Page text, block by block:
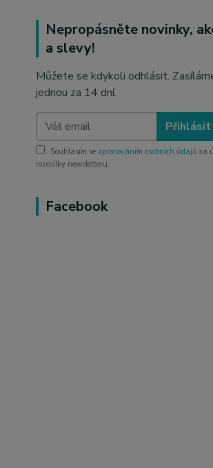
Nepropásněte novinky,
a slevy!
Můžete se kdykoli odhlásit.
jednou za 14 dní.
Přihlásit
Souhlasím se zpracováním osobních údajů za
rozesílky newsletteru.
Facebook